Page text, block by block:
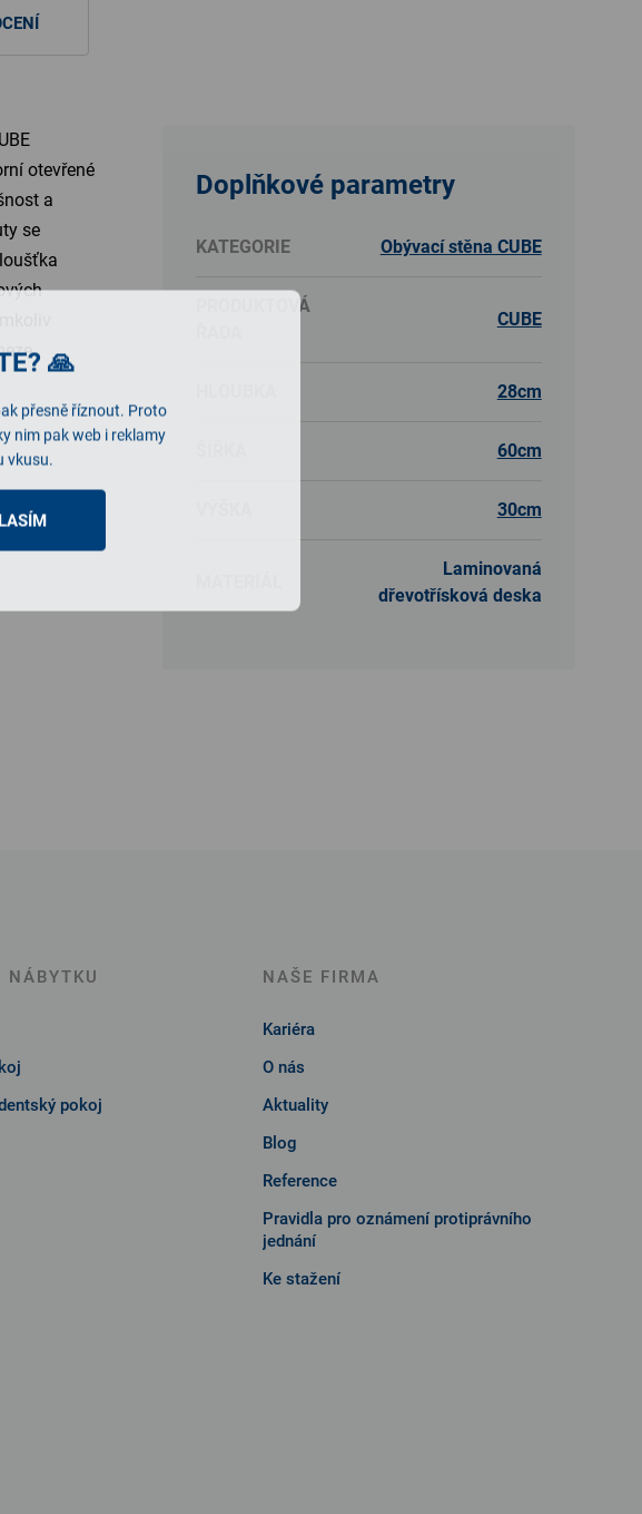
🙏
přesně říznout. Proto
nim pak web i reklamy
vkusu.
otevřené
a
se
Doplňkové parametry
KATEGORIE Obývací stěna CUBE
PRODUKTOVÁ
CUBE
28cm
60cm
30cm
Laminovaná
dřevotřísková deska
NÁBYTKU
pokoj
NAŠE FIRMA
Kariéra
O nás
Aktuality
Blog
Reference
Pravidla pro oznámení protiprávního
jednání
Ke stažení